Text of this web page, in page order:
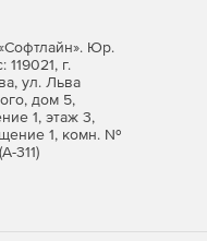
Юр.
119021, г.
ул. Льва
дом 5,
1, этаж 3,
1, комн. №
311)